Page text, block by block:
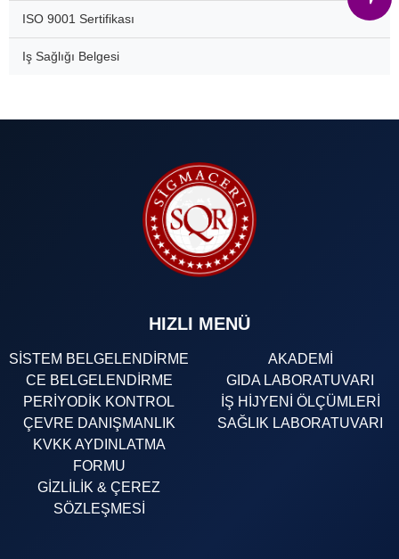
ISO 9001 Sertifikası
Iş Sağlığı Belgesi
HIZLI MENÜ
SİSTEM BELGELENDİRME
CE BELGELENDİRME
PERİYODİK KONTROL
ÇEVRE DANIŞMANLIK
KVKK AYDINLATMA
FORMU
GİZLİLİK & ÇEREZ
SÖZLEŞMESİ
AKADEMİ
GIDA LABORATUVARI
İŞ HİJYENİ ÖLÇÜMLERİ
SAĞLIK LABORATUVARI